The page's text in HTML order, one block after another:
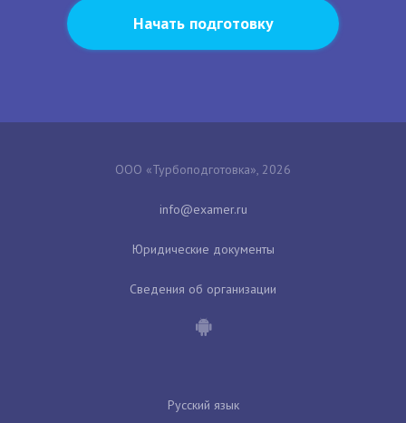
Начать подготовку
ООО «Турбоподготовка», 2026
Юридические документы
Сведения об организации
Русский язык